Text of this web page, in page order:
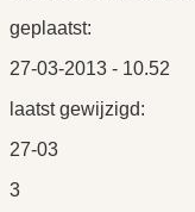
geplaatst:
27-03-2013 - 10.52
laatst gewijzigd:
27-03
3